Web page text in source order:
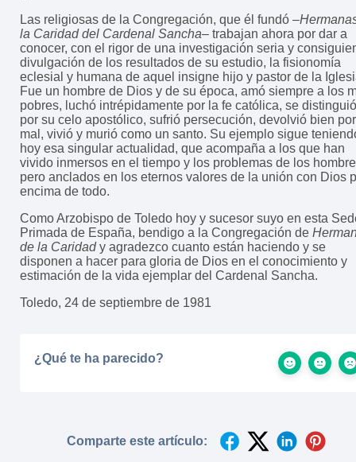
Las religiosas de la Congregación, que él fundó –
la Caridad del Cardenal Sancha– trabajan ahora por dar a
conocer, con el rigor de una investigación seria y
divulgación de los resultados de su estudio, la fisionomía
eclesial y humana de aquel insigne hijo y pastor de la
Fue un hombre de Dios y de su época, amó siempre a los
pobres, luchó intrépidamente por la fe católica, se distinguió
por su celo apostólico, sufrió persecución, devolvió bien por
mal, vivió y murió como un santo. Su ejemplo sigue
hoy esa singular actualidad, que acompaña a los que han
vivido inmersos en el tiempo y los problemas de los
pero anclados en los eternos valores de la unión con Dios
encima de todo.
Como Arzobispo de Toledo hoy y sucesor suyo en esta
Primada de España, bendigo a la Congregación de
de la Caridady agradezco cuanto están haciendo y se
disponen a hacer para gloria de Dios en el conocimiento y
estimación de la vida ejemplar del Cardenal Sancha.
Toledo, 24 de septiembre de 1981
¿Qué te ha parecido?
Comparte este artículo: